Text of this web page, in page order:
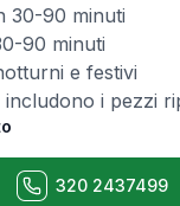
30-90 minuti
90 minuti
e festivi
i pezzi
320 2437499